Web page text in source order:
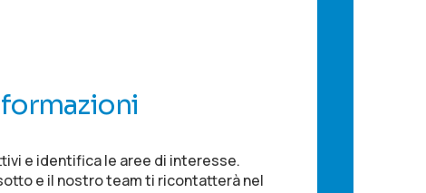
e identifica le aree di interesse.
e il nostro team ti ricontatterà nel